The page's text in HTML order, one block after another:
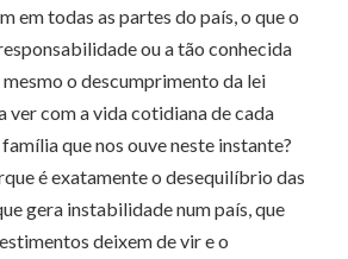
em todas as partes do país, o que o
ou a tão conhecida
o descumprimento da lei
ver com a vida cotidiana de cada
que nos ouve neste instante?
é exatamente o desequilíbrio das
gera instabilidade num país, que
deixem de vir e o